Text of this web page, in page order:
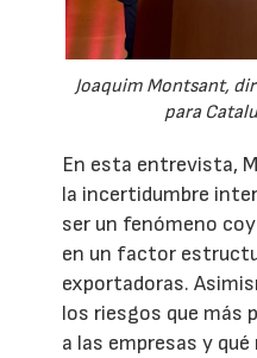
Joaquim Montsant,
para
En esta entrevista,
la incertidumbre
ser un fenómeno
en un factor
exportadoras.
los riesgos que más
a las empresas y qué